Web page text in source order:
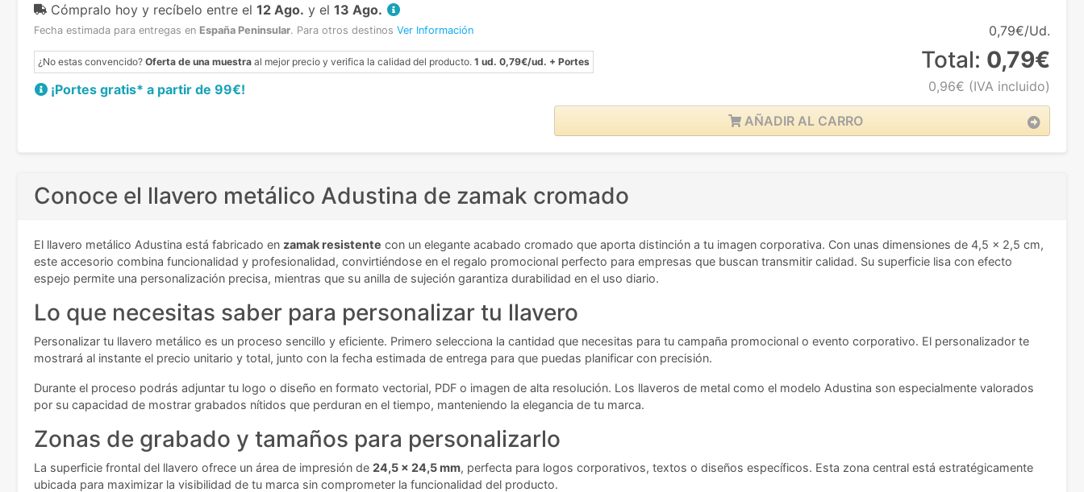
Cómpralo hoy y recíbelo entre el 12 Ago. y el 13 Ago.
Fecha estimada para entregas en España Peninsular. Para otros destinos Ver Información
¿No estas convencido? Oferta de una muestra al mejor precio y verifica la calidad del producto. 1 ud. 0,79€/ud. + Portes
¡Portes gratis* a partir de 99€!
0,79€/Ud.
Total: 0,79€
0,96€ (IVA incluido)
AÑADIR AL CARRO
Conoce el llavero metálico Adustina de zamak cromado
El llavero metálico Adustina está fabricado en zamak resistente con un elegante acabado cromado que aporta distinción a tu imagen corporativa. Con unas dimensiones de 4,5 x 2,5 cm,
este accesorio combina funcionalidad y profesionalidad, convirtiéndose en el regalo promocional perfecto para empresas que buscan transmitir calidad. Su superficie lisa con efecto
espejo permite una personalización precisa, mientras que su anilla de sujeción garantiza durabilidad en el uso diario.
Lo que necesitas saber para personalizar tu llavero
Personalizar tu llavero metálico es un proceso sencillo y eficiente. Primero selecciona la cantidad que necesitas para tu campaña promocional o evento corporativo. El personalizador te
mostrará al instante el precio unitario y total, junto con la fecha estimada de entrega para que puedas planificar con precisión.
Durante el proceso podrás adjuntar tu logo o diseño en formato vectorial, PDF o imagen de alta resolución. Los llaveros de metal como el modelo Adustina son especialmente valorados
por su capacidad de mostrar grabados nítidos que perduran en el tiempo, manteniendo la elegancia de tu marca.
Zonas de grabado y tamaños para personalizarlo
La superficie frontal del llavero ofrece un área de impresión de 24,5 x 24,5 mm, perfecta para logos corporativos, textos o diseños específicos. Esta zona central está estratégicamente
ubicada para maximizar la visibilidad de tu marca sin comprometer la funcionalidad del producto.